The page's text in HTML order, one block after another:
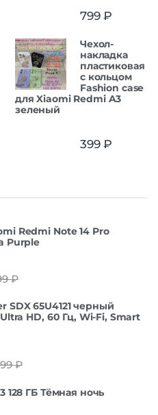
799₽
Чехол-
накладка
пластиковая
с кольцом
Fashion case
для Xiaomi Redmi A3
зеленый
399₽
Redmi Note 14 Pro
Purple
₽
SDX 65U4121 черный
HD, 60 Гц, Wi-Fi, Smart
₽
128 ГБ Тёмная ночь